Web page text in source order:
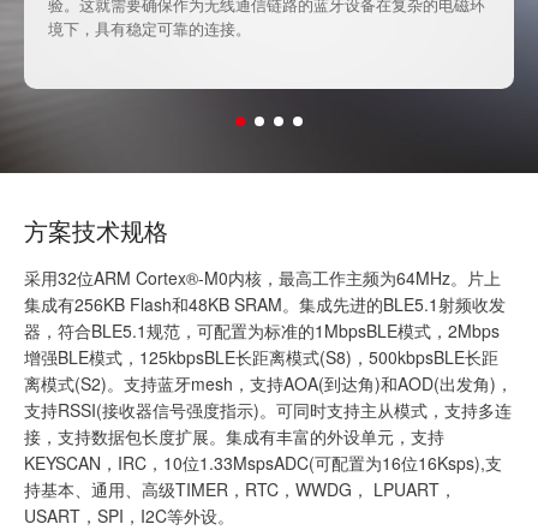
境下，具有稳定可靠的连接。
方案技术规格
采用32位ARM Cortex®-M0内核，最高工作主频为64MHz。片上
集成有256KB Flash和48KB SRAM。集成先进的BLE5.1射频收发
器，符合BLE5.1规范，可配置为标准的1MbpsBLE模式，2Mbps
增强BLE模式，125kbpsBLE长距离模式(S8)，500kbpsBLE长距
离模式(S2)。支持蓝牙mesh，支持AOA(到达角)和AOD(出发角)，
支持RSSI(接收器信号强度指示)。可同时支持主从模式，支持多连
接，支持数据包长度扩展。集成有丰富的外设单元，支持
KEYSCAN，IRC，10位1.33MspsADC(可配置为16位16Ksps),支
持基本、通用、高级TIMER，RTC，WWDG， LPUART，
USART，SPI，I2C等外设。